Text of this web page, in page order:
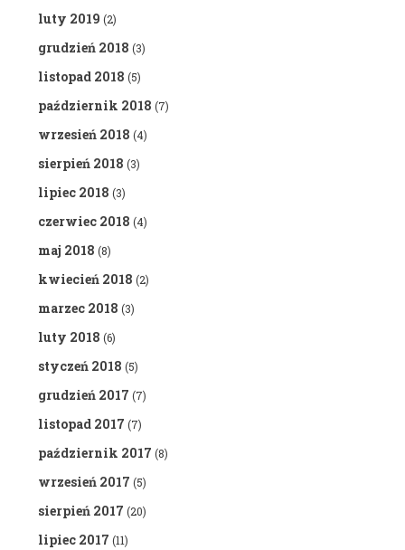
luty 2019 (2)
grudzień 2018 (3)
listopad 2018 (5)
październik 2018 (7)
wrzesień 2018 (4)
sierpień 2018 (3)
lipiec 2018 (3)
czerwiec 2018 (4)
maj 2018 (8)
kwiecień 2018 (2)
marzec 2018 (3)
luty 2018 (6)
styczeń 2018 (5)
grudzień 2017 (7)
listopad 2017 (7)
październik 2017 (8)
wrzesień 2017 (5)
sierpień 2017 (20)
lipiec 2017 (11)